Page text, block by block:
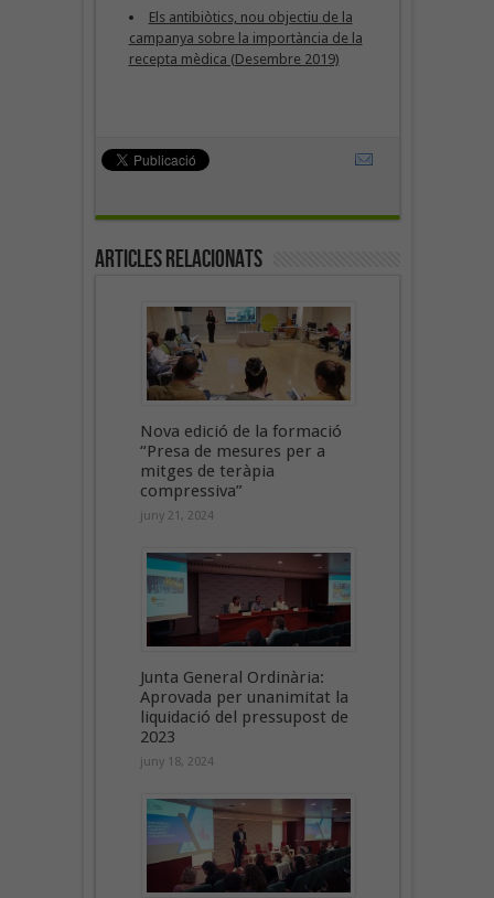
Els antibiòtics, nou objectiu de la
campanya sobre la importància de la
recepta mèdica (Desembre 2019)
Articles Relacionats
Nova edició de la formació
“Presa de mesures per a
mitges de teràpia
compressiva”
juny 21, 2024
Junta General Ordinària:
Aprovada per unanimitat la
liquidació del pressupost de
2023
juny 18, 2024